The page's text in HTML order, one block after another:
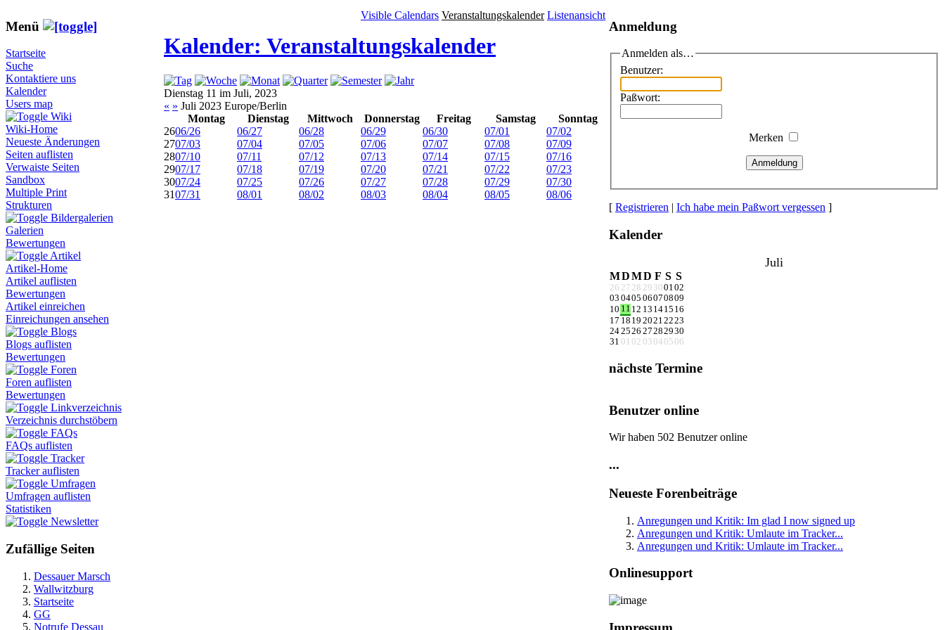
Menü
Startseite
Suche
Kontaktiere uns
Kalender
Users map
Wiki
Wiki-Home
Neueste Änderungen
Seiten auflisten
Verwaiste Seiten
Sandbox
Multiple Print
Strukturen
Bildergalerien
Galerien
Bewertungen
Artikel
Artikel-Home
Artikel auflisten
Bewertungen
Artikel einreichen
Einreichungen ansehen
Blogs
Blogs auflisten
Bewertungen
Foren
Foren auflisten
Bewertungen
Linkverzeichnis
Verzeichnis durchstöbern
FAQs
FAQs auflisten
Tracker
Tracker auflisten
Umfragen
Umfragen auflisten
Statistiken
Newsletter
Zufällige Seiten
Dessauer Marsch
Wallwitzburg
Startseite
GG
Notrufe Dessau
Visible Calendars Veranstaltungskalender Listenansicht
Kalender: Veranstaltungskalender
Dienstag 11 im Juli, 2023
« » Juli 2023 Europe/Berlin
Montag
Dienstag Mittwoch Donnerstag Freitag Samstag
Sonntag
2606/26 06/27 06/28 06/29 06/30 07/01
07/02
2707/03 07/04 07/05 07/06 07/07 07/08
07/09
2807/10 07/11 07/12 07/13 07/14 07/15
07/16
2907/17 07/18 07/19 07/20 07/21 07/22
07/23
3007/24 07/25 07/26 07/27 07/28 07/29
07/30
3107/31 08/01 08/02 08/03 08/04 08/05 08/06
Anmeldung
Anmelden als…
Benutzer:
Paßwort:
Merken
Anmeldung
[ Registrieren | Ich habe mein Paßwort vergessen ]
Kalender
Juli
MDMD F S S
26 27 28 29 300102
03 0405 06070809
10 11 12 13 1415 16
17 18 19 20212223
242526 27282930
31 01 02 03 04 05 06
nächste Termine
Benutzer online
Wir haben 502 Benutzer online
...
Neueste Forenbeiträge
Anregungen und Kritik: Im glad I now signed up
Anregungen und Kritik: Umlaute im Tracker...
Anregungen und Kritik: Umlaute im Tracker...
Onlinesupport